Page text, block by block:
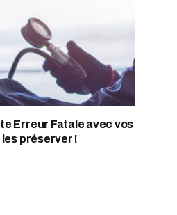
Erreur Fatale avec vos
préserver !